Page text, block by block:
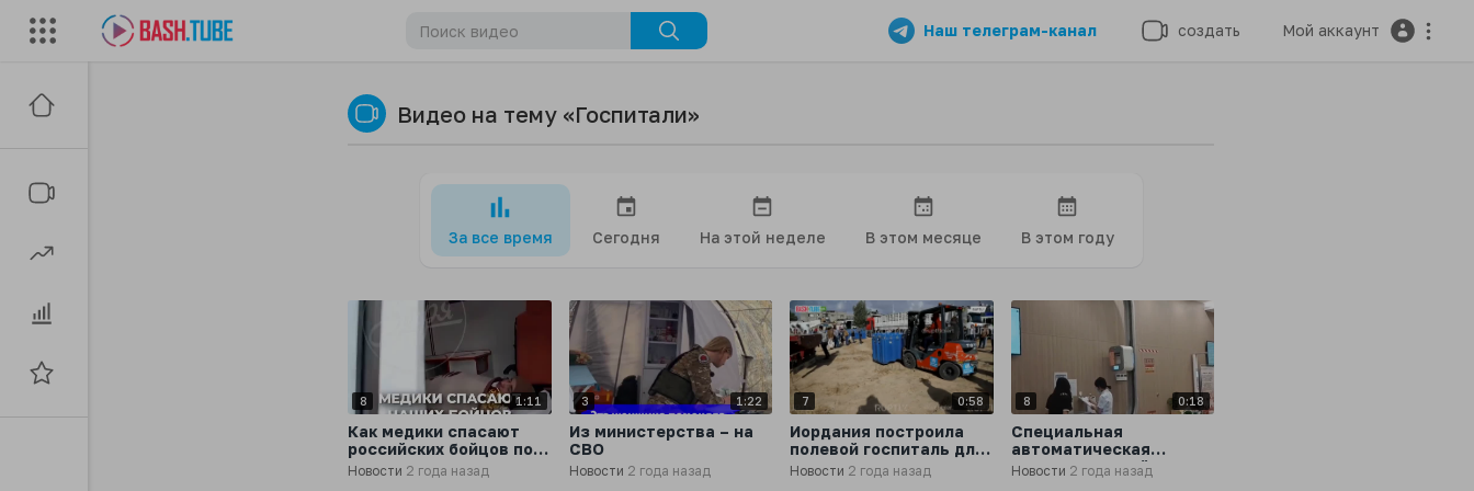
Наш телеграм-канал создать Мой аккаунт
Видео на тему «Госпитали»
За все время Сегодня На этой неделе В этом месяце В этом году
8 1:11
Как медики спасают
российских бойцов под
селом Крынки
Новости 2 года назад
3 1:22
Из министерства – на
СВО
Новости 2 года назад
7 0:58
Иордания построила
полевой госпиталь для
раненых в городе Хан-
Юнис в секторе Газа
Новости 2 года назад
8 0:18
Специальная
автоматическая
система в китайском
госпитале, которая
Новости 2 года назад